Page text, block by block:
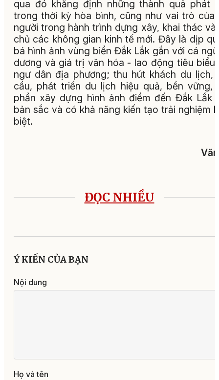
qua đó khẳng định những thành quả phát
trong thời kỳ hòa bình, cũng như vai trò của
người trong hành trình dựng xây, khai thác và
chủ các không gian kinh tế mới. Đây là dịp
bá hình ảnh vùng biển Đắk Lắk gắn với cá
dương và giá trị văn hóa - lao động tiêu biểu
ngư dân địa phương; thu hút khách du lịch,
cầu, phát triển du lịch hiệu quả, bền vững,
phần xây dựng hình ảnh điểm đến Đắk Lắk
bản sắc và có khả năng kiến tạo trải nghiệm
biệt.
ĐỌC NHIỀU
Ý KIẾN CỦA BẠN
Nội dung
Họ và tên